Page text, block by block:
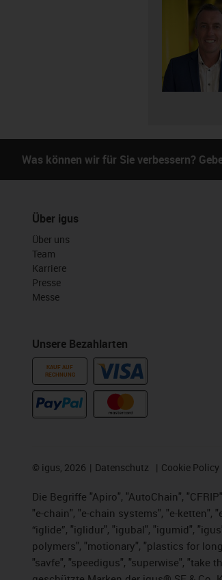
Was können wir für Sie verbessern?
Über igus
Über uns
Team
Karriere
Presse
Messe
Unsere Bezahlarten
KAUF AUF
RECHNUNG
© igus, 2026 Datenschutz Cookie Policy
Die Begriffe "Apiro", "AutoChain",
"e-chain", "e-chain systems", "e-ketten",
“iglide”, "iglidur", "igubal", "igumid",
polymers", "motionary", "plastics for
"savfe", "speedigus", "superwise",